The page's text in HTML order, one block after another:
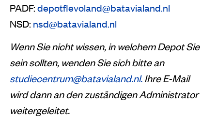
PADF:depotflevoland@batavialand.nl
NSD: nsd@batavialand.nl
Wenn Sie nicht wissen, in welchem Depot Sie
sein sollten, wenden Sie sich bitte an
studiecentrum@batavialand.nl.Ihre E-Mail
wird dann an den zuständigen Administrator
weitergeleitet.